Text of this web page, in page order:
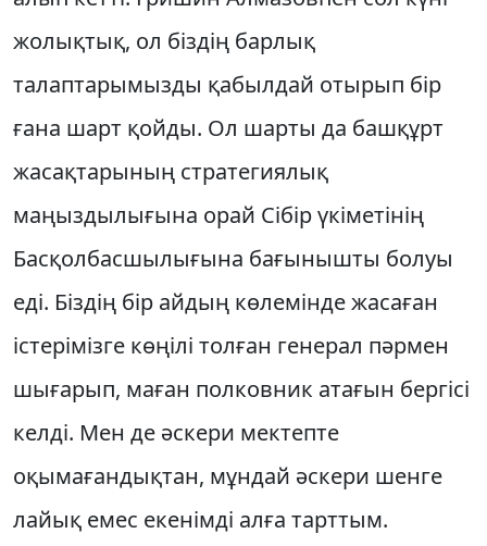
жолықтық, ол бiздiң барлық
талаптарымызды қабылдай отырып бiр
ғана шарт қойды. Ол шарты да башқұрт
жасақтарының стратегиялық
маңыздылығына орай Сiбiр үкiметiнiң
Басқолбасшылығына бағынышты болуы
едi. Бiздiң бiр айдың көлемiнде жасаған
iстерiмiзге көңiлi толған генерал пәрмен
шығарып, маған полковник атағын бергiсi
келдi. Мен де әскери мектепте
оқымағандықтан, мұндай әскери шенге
лайық емес екенiмдi алға тарттым.